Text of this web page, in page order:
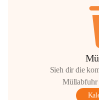
Sieh dir die
Müllabfuhr